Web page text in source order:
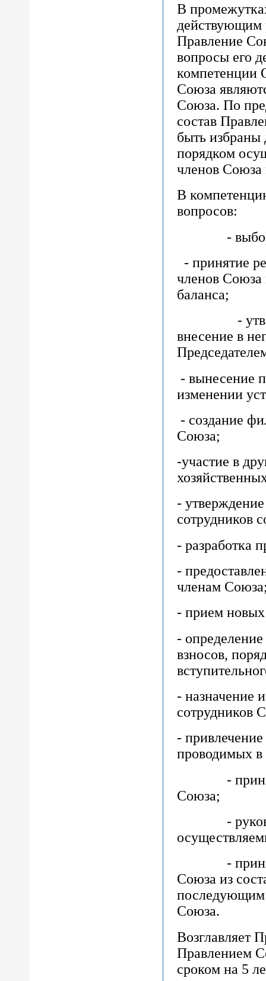
В
действующим
Правление
вопросы его
компетенции
Союза
Союза. По
состав
быть
порядком
членов Союза
В
вопросов:
- выборы
- принятие
членов Союза
баланса;
-
внесение в
- вынесение
изменении
- создание
Союза;
-участие в
-
сотрудников
- разработка
-
членам
- прием
- определение
взносов,
- назначение
сотрудников
-
проводимых в
- принятие
Союза;
-
-
Союза из
Союза.
Возглавляет
Правлением
сроком на 5